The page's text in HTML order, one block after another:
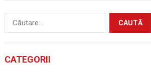
Caută
CATEGORII